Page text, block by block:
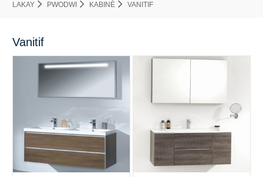
LAKAY PWODWI KABINÈ VANITIF
Vanitif